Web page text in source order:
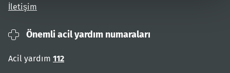
İletişim
Önemli acil yardım numaraları
Acil yardım 112